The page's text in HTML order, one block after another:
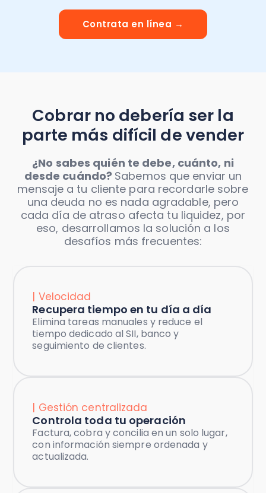
Contrata en línea →
Cobrar no debería ser la
parte más difícil de vender
¿No sabes quién te debe, cuánto, ni
desde cuándo? Sabemos que enviar un
mensaje a tu cliente para recordarle sobre
una deuda no es nada agradable, pero
cada día de atraso afecta tu liquidez, por
eso, desarrollamos la solución a los
desafíos más frecuentes:
| Velocidad
Recupera tiempo en tu día a día
Elimina tareas manuales y reduce el
tiempo dedicado al SII, banco y
seguimiento de clientes.
| Gestión centralizada
Controla toda tu operación
Factura, cobra y concilia en un solo lugar,
con información siempre ordenada y
actualizada.